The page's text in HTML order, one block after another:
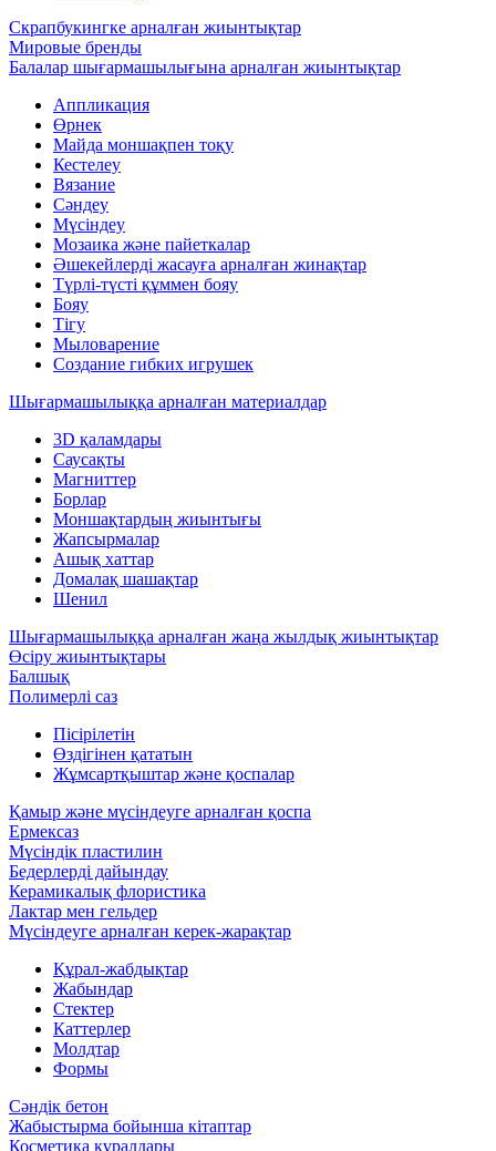
Скрапбукингке арналған жиынтықтар
Мировые бренды
Балалар шығармашылығына арналған жиынтықтар
Аппликация
Өрнек
Майда моншақпен тоқу
Кестелеу
Вязание
Сәндеу
Мүсіндеу
Мозаика және пайеткалар
Әшекейлерді жасауға арналған жинақтар
Түрлі-түсті құммен бояу
Бояу
Тігу
Мыловарение
Создание гибких игрушек
Шығармашылыққа арналған материалдар
3D қаламдары
Саусақты
Магниттер
Борлар
Моншақтардың жиынтығы
Жапсырмалар
Ашық хаттар
Домалақ шашақтар
Шенил
Шығармашылыққа арналған жаңа жылдық жиынтықтар
Өсіру жиынтықтары
Балшық
Полимерлі саз
Пісірілетін
Өздігінен қататын
Жұмсартқыштар және қоспалар
Қамыр және мүсіндеуге арналған қоспа
Ермексаз
Мүсіндік пластилин
Бедерлерді дайындау
Керамикалық флористика
Лактар мен гельдер
Мүсіндеуге арналған керек-жарақтар
Құрал-жабдықтар
Жабындар
Стектер
Каттерлер
Молдтар
Формы
Сәндік бетон
Жабыстырма бойынша кітаптар
Косметика құралдары